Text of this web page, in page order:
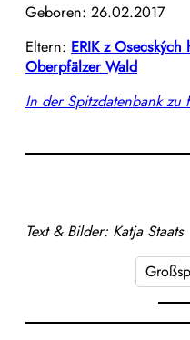
Geboren: 26.02.2017
Eltern: ERIK z Osecských
Oberpfälzer Wald
In der Spitzdatenbank zu
Text & Bilder: Katja Staats